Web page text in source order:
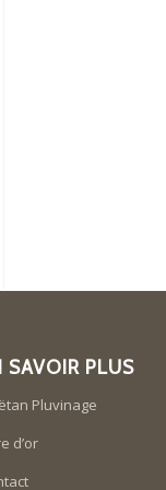
SAVOIR PLUS
Pluvinage
d’or